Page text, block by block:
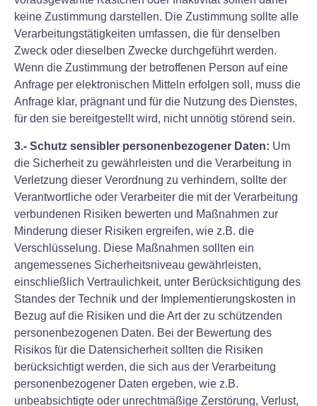
keine Zustimmung darstellen. Die Zustimmung sollte alle
Verarbeitungstätigkeiten umfassen, die für denselben
Zweck oder dieselben Zwecke durchgeführt werden.
Wenn die Zustimmung der betroffenen Person auf eine
Anfrage per elektronischen Mitteln erfolgen soll, muss die
Anfrage klar, prägnant und für die Nutzung des Dienstes,
für den sie bereitgestellt wird, nicht unnötig störend sein.
3.- Schutz sensibler personenbezogener Daten: Um
die Sicherheit zu gewährleisten und die Verarbeitung in
Verletzung dieser Verordnung zu verhindern, sollte der
Verantwortliche oder Verarbeiter die mit der Verarbeitung
verbundenen Risiken bewerten und Maßnahmen zur
Minderung dieser Risiken ergreifen, wie z.B. die
Verschlüsselung. Diese Maßnahmen sollten ein
angemessenes Sicherheitsniveau gewährleisten,
einschließlich Vertraulichkeit, unter Berücksichtigung des
Standes der Technik und der Implementierungskosten in
Bezug auf die Risiken und die Art der zu schützenden
personenbezogenen Daten. Bei der Bewertung des
Risikos für die Datensicherheit sollten die Risiken
berücksichtigt werden, die sich aus der Verarbeitung
personenbezogener Daten ergeben, wie z.B.
unbeabsichtigte oder unrechtmäßige Zerstörung, Verlust,